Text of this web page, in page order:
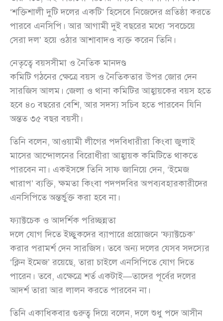
‘শক্তিশালী দুটি দলের একটি’ হিসেবে নিজেদের প্রতিষ্ঠা করতে
পারবে এনসিপি। আর আগামী দুই বছরের মধ্যে ‘সবচেয়ে
সেরা দল’ হয়ে ওঠার আশাবাদও ব্যক্ত করেন তিনি।
নেতৃত্বে বয়সসীমা ও নৈতিক মানদণ্ড
কমিটি গঠনের ক্ষেত্রে বয়স ও নৈতিকতার উপর জোর দেন
সারজিস আলম। জেলা ও থানা কমিটির আহ্বায়কের বয়স হতে
হবে ৪০ বছরের বেশি, আর সদস্য সচিব হতে পারবেন যিনি
অন্তত ৩৫ বছর বয়সী।
তিনি বলেন, আওয়ামী লীগের পদবিধারীরা কিংবা জুলাই
মাসের আন্দোলনের বিরোধীরা আহ্বায়ক কমিটিতে থাকতে
পারবেন না। একইসঙ্গে তিনি সাফ জানিয়ে দেন, ‘ইমেজ
খারাপ’ ব্যক্তি, ক্ষমতা কিংবা পদপদবির অপব্যবহারকারীদের
এনসিপিতে অন্তর্ভুক্ত করা হবে না।
ফ্যাক্টচেক ও আদর্শিক পরিচ্ছন্নতা
দলে যোগ দিতে ইচ্ছুকদের ব্যাপারে প্রয়োজনে ‘ফ্যাক্টচেক’
করার পরামর্শ দেন সারজিস। তবে অন্য দলের যেসব সদস্যের
‘ক্লিন ইমেজ’ রয়েছে, তারা চাইলে এনসিপিতে যোগ দিতে
পারেন। তবে, এক্ষেত্রে শর্ত একটাই—তাদের পূর্বের দলের
আদর্শ তারা আর লালন করতে পারবেন না।
তিনি একাধিকবার গুরুত্ব দিয়ে বলেন, দলে শুধু পদে আসীন